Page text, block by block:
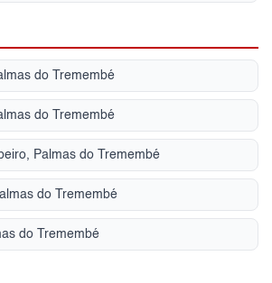
do Tremembé
do Tremembé
Palmas do Tremembé
do Tremembé
do Tremembé